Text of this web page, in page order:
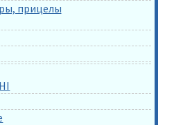
прицелы